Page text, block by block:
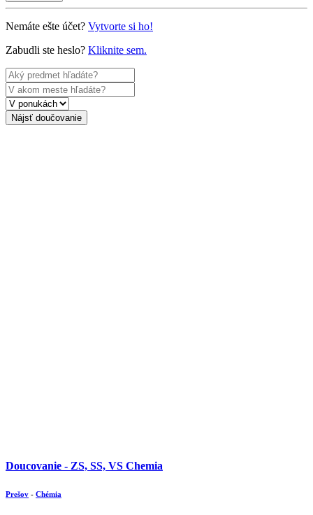
Nemáte ešte účet? Vytvorte si ho!
Zabudli ste heslo? Kliknite sem.
Nájsť doučovanie
Doucovanie - ZS, SS, VS Chemia
Prešov - Chémia